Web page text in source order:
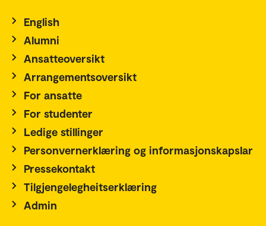
English
Alumni
Ansatteoversikt
Arrangementsoversikt
For ansatte
For studenter
Ledige stillinger
Personvernerklæring og informasjonskapslar
Pressekontakt
Tilgjengelegheitserklæring
Admin